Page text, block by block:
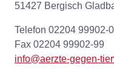
51427 Bergisch
Telefon 02204 99902-0
Fax 02204 99902-99
info@aerzte-gegen-